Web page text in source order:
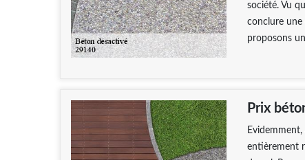
société. Vu
conclure
proposons
Prix
entièrement